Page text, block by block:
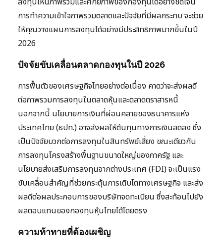
การทำความเข้าใจภาพรวมตลาดและปัจจัยที่มีผลกระทบ จะช่วย
ให้คุณวางแผนการลงทุนได้อย่างมีประสิทธิภาพมากขึ้นในปี
2026
ปัจจัยขับเคลื่อนตลาดกองทุนในปี 2026
การฟื้นตัวของเศรษฐกิจไทยอย่างต่อเนื่อง คาดว่าจะส่งผลดี
ต่อภาพรวมการลงทุนในตลาดหุ้นและตลาดตราสารหนี้
นอกจากนี้ นโยบายการเงินที่ผ่อนคลายของธนาคารแห่ง
ประเทศไทย (ธปท.) อาจส่งผลให้ต้นทุนทางการเงินลดลง ซึ่ง
เป็นปัจจัยบวกต่อการลงทุนในสินทรัพย์เสี่ยง ขณะเดียวกัน
การลงทุนโครงสร้างพื้นฐานขนาดใหญ่ของภาครัฐ และ
นโยบายส่งเสริมการลงทุนจากต่างประเทศ (FDI) จะเป็นแรง
ขับเคลื่อนสำคัญที่ช่วยกระตุ้นการเติบโตทางเศรษฐกิจ และส่ง
ผลดีต่อผลประกอบการของบริษัทจดทะเบียน ซึ่งสะท้อนไปยัง
ผลตอบแทนของกองทุนหุ้นไทยได้โดยตรง
ความท้าทายที่ต้องเผชิญ